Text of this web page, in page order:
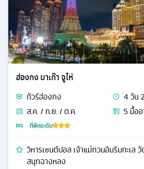
ฮ่องกง มาเก๊า จูไห่
ทัวร์ฮ่องกง 4วัน2
ส.ค. / ก.ย. / ต.ค.
5 มื้อ
ที่พักระดับ
วิหารเซนต์ปอล เจ้าแม่กวนอิมริมทะเล
สนุกฉางหลง